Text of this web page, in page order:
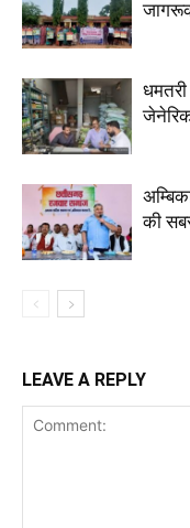
की
LEAVE A REPLY